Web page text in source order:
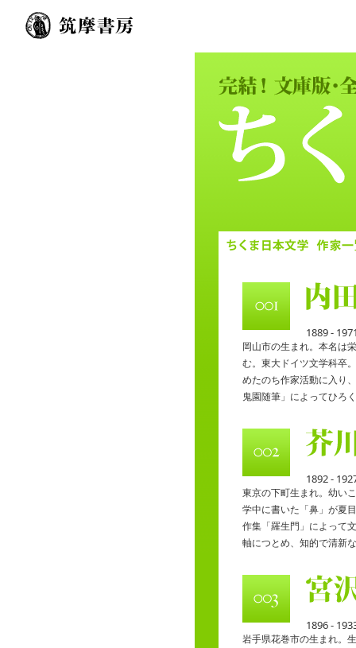
1889 -
岡山市の生まれ。本名は
む。東大ドイツ文学科卒
めたのち作家活動に入り
鬼園随筆」によってひろ
1892 -
東京の下町生まれ。幼い
学中に書いた「鼻」が夏
作集「羅生門」によって
軸につとめ、知的で清新
1896 -
岩手県花巻市の生まれ。